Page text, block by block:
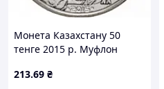
Монета Казахстану 50
тенге 2015 р. Муфлон
213.69 ₴